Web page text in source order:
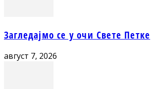
Загледајмо се у очи Свете Петке
август 7, 2026